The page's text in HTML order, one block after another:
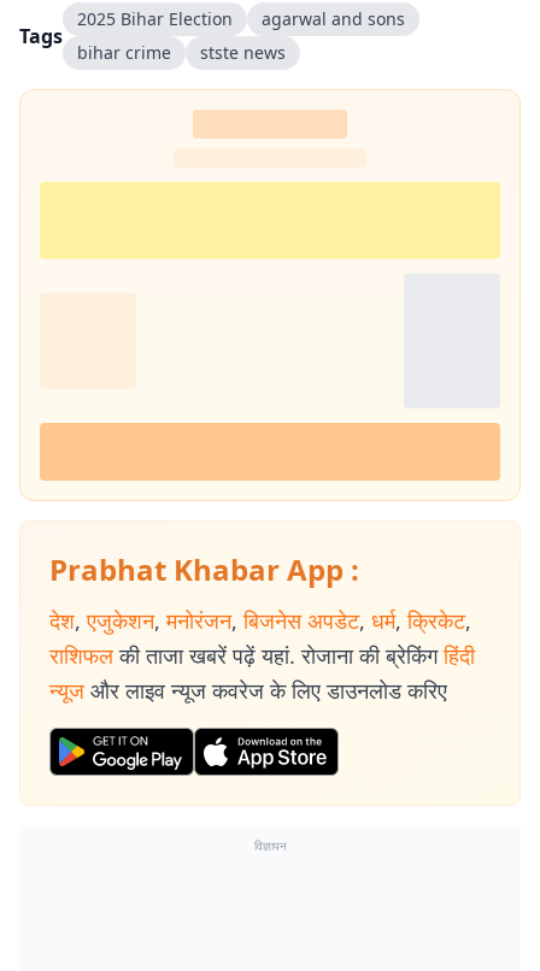
Tags
2025 Bihar Election
agarwal and sons
bihar crime
stste news
Prabhat Khabar App :
देश, एजुकेशन, मनोरंजन, बिजनेस अपडेट, धर्म, क्रिकेट,
राशिफल की ताजा खबरें पढ़ें यहां. रोजाना की ब्रेकिंग हिंदी
न्यूज और लाइव न्यूज कवरेज के लिए डाउनलोड करिए
विज्ञापन